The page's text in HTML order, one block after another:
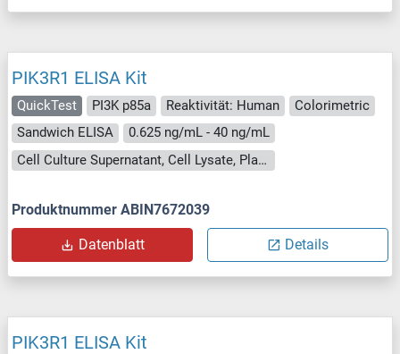
PIK3R1 ELISA Kit
QuickTest PI3K p85a Reaktivität: Human
Colorimetric
Sandwich ELISA
0.625 ng/mL - 40 ng/mL
Cell Culture Supernatant, Cell Lysate, Plasma, Serum, Tissue Lysate
Produktnummer ABIN7672039
Datenblatt Details
PIK3R1 ELISA Kit